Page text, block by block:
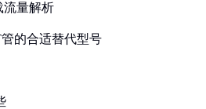
流量解析
管的合适替代型号